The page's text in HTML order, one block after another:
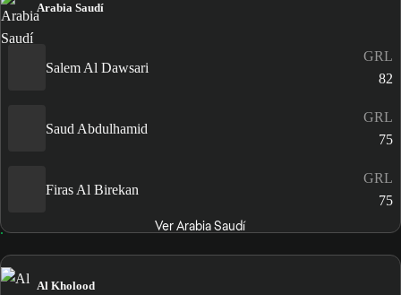
Arabia Saudí
Salem Al Dawsari
GRL
82
Saud Abdulhamid
GRL
75
Firas Al Birekan
GRL
75
Ver Arabia Saudí
Al Kholood